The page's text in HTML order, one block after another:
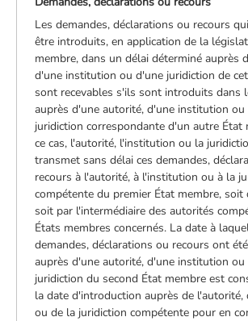
Les demandes, déclarations ou recours
être introduits, en application de la
membre, dans un délai déterminé auprès
d'une institution ou d'une juridiction de
sont recevables s'ils sont introduits dans
auprès d'une autorité, d'une institution ou
juridiction correspondante d'un autre État
ce cas, l'autorité, l'institution ou la
transmet sans délai ces demandes,
recours à l'autorité, à l'institution ou à la
compétente du premier État membre, soit
soit par l'intermédiaire des autorités
États membres concernés. La date à
demandes, déclarations ou recours ont
auprès d'une autorité, d'une institution ou
juridiction du second État membre est
la date d'introduction auprès de
ou de la juridiction compétente pour en